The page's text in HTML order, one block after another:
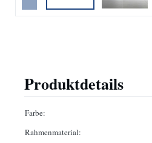
Produktdetails
Farbe:
Rahmenmaterial: